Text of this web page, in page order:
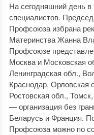
На сегодняшний день
специалистов.
Профсоюза избрана
Материнства Жанна
Профсоюзе
Москва и Московская
Ленинградская обл.,
Краснодар, Орловская
Ростовская обл.,
— организация без
Беларусь и Франция.
Профсоюза можно по